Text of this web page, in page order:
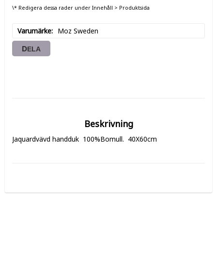
\* Redigera dessa rader under Innehåll > Produktsida
Varumärke Moz Sweden
DELA
Beskrivning
Jaquardvävd handduk  100%Bomull.  40X60cm